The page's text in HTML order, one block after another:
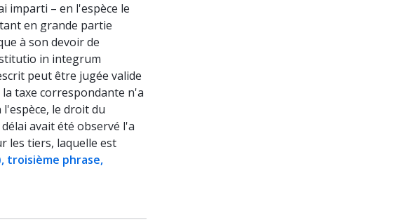
imparti – en l'espèce le
en grande partie
à son devoir de
in integrum
peut être jugée valide
taxe correspondante n'a
le droit du
avait été observé l'a
les tiers, laquelle est
troisième phrase,